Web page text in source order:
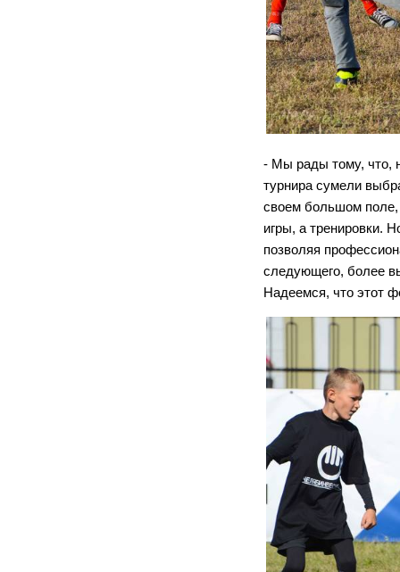
- Мы рады тому, что,
турнира сумели
своем большом поле,
игры, а тренировки.
позволяя
следующего, более
Надеемся, что этот